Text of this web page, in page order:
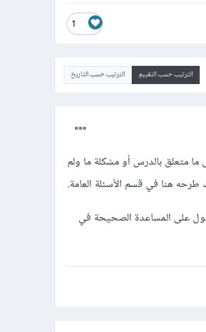
1
الترتيب حسب التقييم الترتيب حسب التاريخ
متعلق بالدرس أو مشكلة ما ولم
هنا في قسم الأسئلة العامة.
على المساعدة الصحيحة في